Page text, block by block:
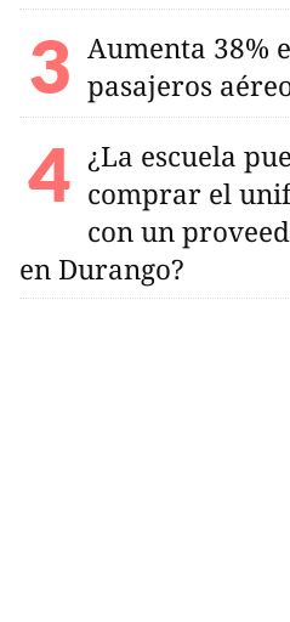
Aumenta 38%
pasajeros
¿La escuela
comprar el
con un
en Durango?